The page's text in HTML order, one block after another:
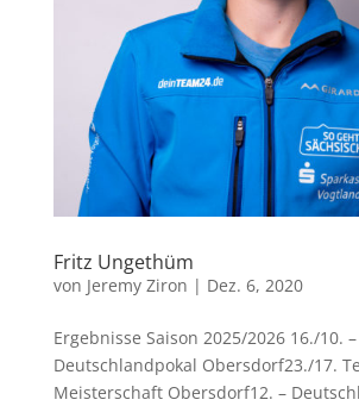
Fritz Ungethüm
von Jeremy Ziron | Dez. 6, 2020
Ergebnisse Saison 2025/2026 16./10. –
Deutschlandpokal Obersdorf23./17.
Meisterschaft Obersdorf12. –